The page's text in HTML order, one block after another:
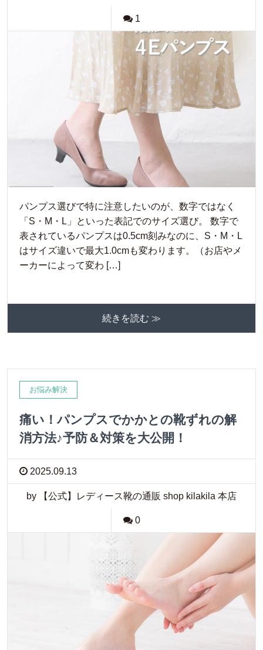
1
パンプス選びで特に注意したいのが、数字ではなく
「S・M・L」といった表記でのサイズ選び。 数字で
表されているパンプスは0.5cm刻みなのに、S・M・L
はサイズ違いで最大1.0cmも変わります。（お店やメ
ーカーによって変わ […]
続きを読む ≫
お悩み解決
痛い！パンプスでかかとの靴ずれの解
消方法♪予防＆対策を大公開！
2025.09.13
by 【公式】レディース靴の通販 shop kilakila 本店
0